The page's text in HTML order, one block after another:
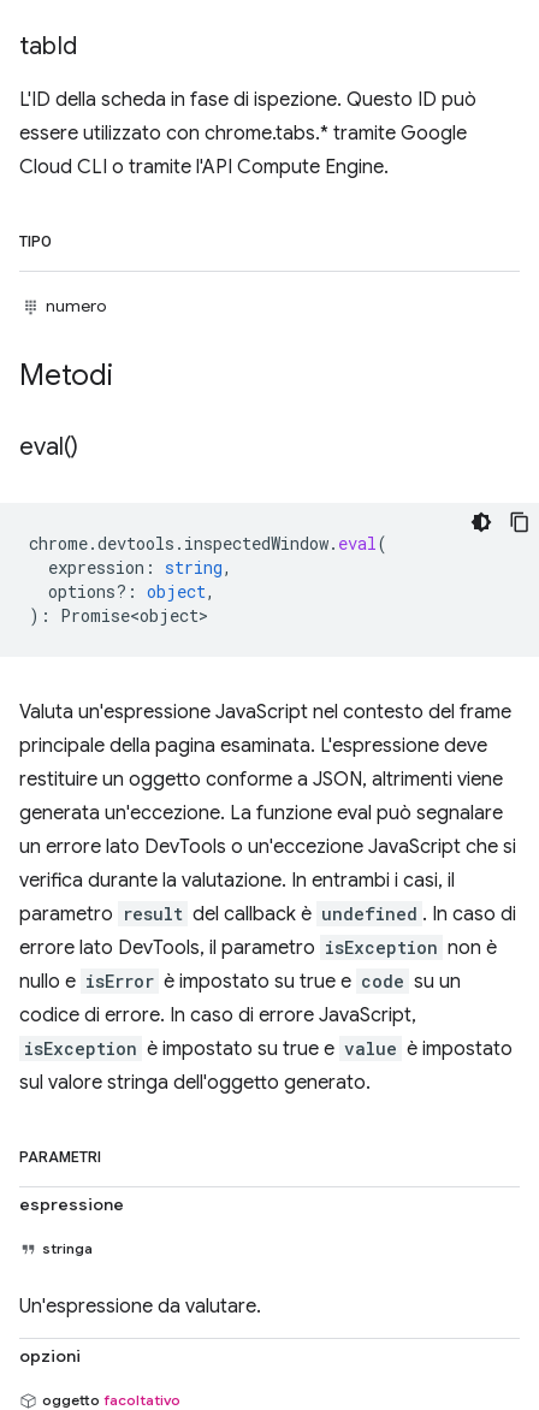
tabId
L'ID della scheda in fase di ispezione. Questo ID può
essere utilizzato con chrome.tabs.* tramite Google
Cloud CLI o tramite l'API Compute Engine.
TIPO
numero
Metodi
eval()
chrome.devtools . inspectedWindow. eval(
expression : string,
options? : object,
) : Promise<object>
Valuta un'espressione JavaScript nel contesto del frame
principale della pagina esaminata. L'espressione deve
restituire un oggetto conforme a JSON, altrimenti viene
generata un'eccezione. La funzione eval può segnalare
un errore lato DevTools o un'eccezione JavaScript che si
verifica durante la valutazione. In entrambi i casi, il
parametro result del callback è undefined . In caso di
errore lato DevTools, il parametro isException non è
nullo e isError è impostato su true e code su un
codice di errore. In caso di errore JavaScript,
isException è impostato su true e value è impostato
sul valore stringa dell'oggetto generato.
PARAMETRI
espressione
stringa
Un'espressione da valutare.
opzioni
oggetto facoltativo